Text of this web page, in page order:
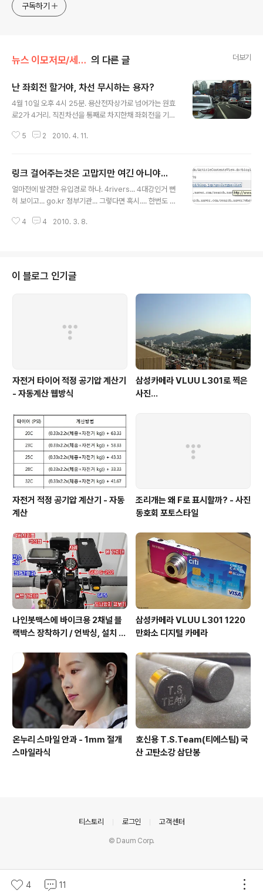
구독하기
뉴스 이모저모/세상에 이런일이 의 다른 글 더보기
난 좌회전 할거야, 차선 무시하는 용자?
4월 10일 오후 4시 25분. 용산전자상가로 넘어가는 원효
로2가 4거리. 직진차선을 통째로 차지한채 좌회전을 기다
운데였으며 차선이 막힌 차들이 겨우겨우 피해가는 모습도
지켰고 좌회전 신호가 켜지자 그때서야 움직였다. 상태로
봐선 하루이틀 운전한 사람이 아닐듯한데 지금까지 얼마나
많은 폐를 끼치며 운전해왔을까... 4월 6일 화요일, 12시 6
그 옆으로는 멀리 빙~ 돌아서 우회전하는 차가 보인다. 이
5 2 2010. 4. 11.
링크 걸어주는것은 고맙지만 여긴 아니야...
얼마전에 발견한 유입경로 하나. 4rivers... 4대강인거 뻔
히 보이고... go.kr 정부기관... 그렇다면 혹시.... 한번도 가
~~ 게시판인듯한데 내 글이 떡!!!하니 등록되어 있다. 나 말
실은 그냥 블로그로 링크만 된다. 작성자를 누르면 대표블
로그주소로 링크되고 제목을 누르면 해당 포스트로 바로간
다. 즉 위의 게시판은 게시판이라기 보단 게시판처럼 보이
4 4 2010. 3. 8.
이 블로그 인기글
자전거 타이어 적정 공기압 계산기
- 자동계산 웹방식
삼성카메라 VLUU L301로 찍은
사진...
자전거 적정 공기압 계산기 - 자동
계산
조리개는 왜 F로 표시할까? - 사진
동호회 포토스타일
나인봇맥스에 바이크용 2채널 블
랙박스 장착하기 / 언박싱, 설치 그
삼성카메라 VLUU L301 1220
만화소 디지털 카메라
온누리 스마일 안과 - 1mm 절개
스마일라식
호신용 T.S.Team(티에스팀) 국
산 고탄소강 삼단봉
4 11
티스토리 로그인 고객센터
© Daum Corp.